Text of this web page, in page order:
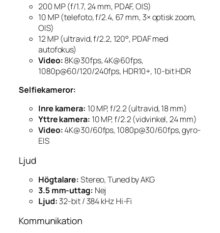
200 MP (f/1.7, 24 mm, PDAF, OIS)
10 MP (telefoto, f/2.4, 67 mm, 3× optisk zoom,
OIS)
12 MP (ultravid, f/2.2, 120°, PDAF med
autofokus)
Video: 8K@30fps, 4K@60fps,
1080p@60/120/240fps, HDR10+, 10-bit HDR
Selfiekameror:
Inre kamera: 10 MP, f/2.2 (ultravid, 18 mm)
Yttre kamera: 10 MP, f/2.2 (vidvinkel, 24 mm)
Video:4K@30/60fps, 1080p@30/60fps, gyro-
EIS
Ljud
Högtalare: Stereo, Tuned by AKG
3.5 mm-uttag: Nej
Ljud: 32-bit / 384 kHz Hi-Fi
Kommunikation